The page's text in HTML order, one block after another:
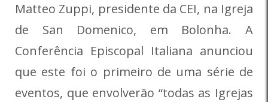
Matteo Zuppi, presidente da CEI, na Igreja
de San Domenico, em Bolonha. A
Conferência Episcopal Italiana anunciou
que este foi o primeiro de uma série de
eventos, que envolverão “todas as Igrejas